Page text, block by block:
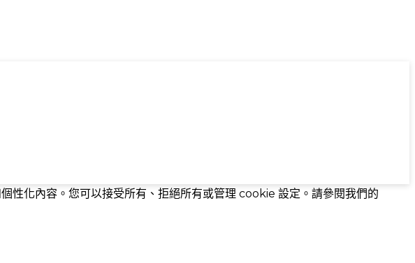
性化內容。您可以接受所有、拒絕所有或管理 cookie 設定。請參閱我們的